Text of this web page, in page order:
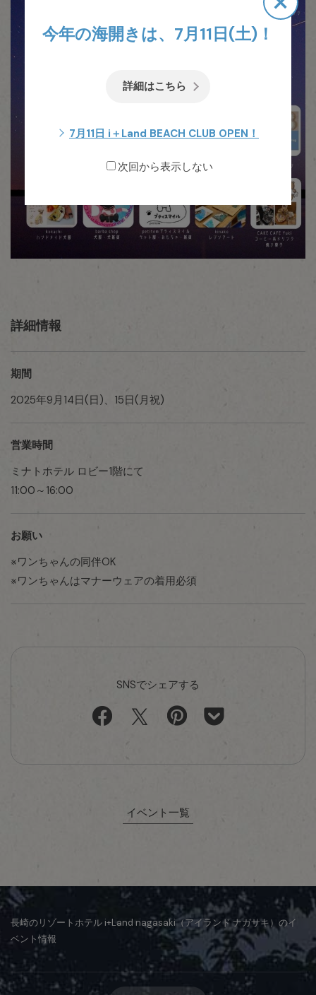
詳細情報
期間
2025年9月14日(日)、15日(月祝)
営業時間
ミナトホテル ロビー1階にて
11:00～16:00
お願い
※ワンちゃんの同伴OK
※ワンちゃんはマナーウェアの着用必須
SNSでシェアする
イベント一覧
長崎のリゾートホテル i+Land nagasaki（アイランド ナガサキ）のイ
ベント情報
今年の海開きは、7月11日(土)！
詳細はこちら
7月11日 i＋Land BEACH CLUB OPEN！
次回から表示しない